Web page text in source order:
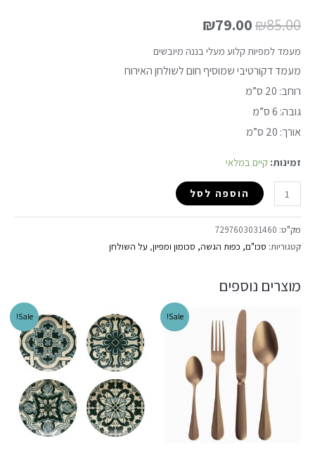
₪85.00
₪79.00
מעמד למפיות קלוע מעלי בננה מיובשים
מעמד דקורטיבי שמוסיף חום לשולחן האירוח
רוחב: 20 ס”מ
גובה: 6 ס”מ
אורך: 20 ס”מ
זמינות: קיים במלאי
הוספה לסל
מק"ט: 7297603031460
קטגוריות: סכו"ם, כפות הגשה, סכומון ומפיון, על השולחן
מוצרים נוספים
Sale!
Sale!